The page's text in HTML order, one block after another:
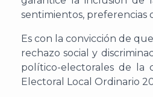
sentimientos, preferencias
Es con la convicción de
rechazo social y
político-electorales de la
Electoral Local Ordinario